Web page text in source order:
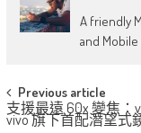
A friendly
and
Post
Previous article
支援最遠 60x 變焦：
vivo 旗下首配潛望式